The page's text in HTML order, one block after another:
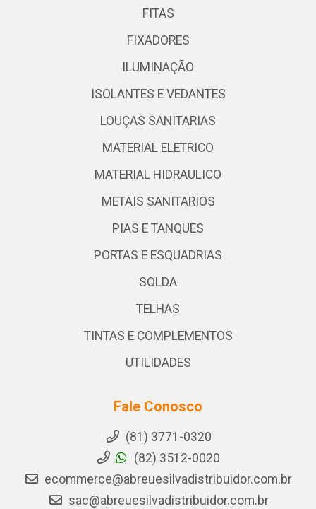
FITAS
FIXADORES
ILUMINAÇÃO
ISOLANTES E VEDANTES
LOUÇAS SANITARIAS
MATERIAL ELETRICO
MATERIAL HIDRAULICO
METAIS SANITARIOS
PIAS E TANQUES
PORTAS E ESQUADRIAS
SOLDA
TELHAS
TINTAS E COMPLEMENTOS
UTILIDADES
Fale Conosco
(81) 3771-0320
(82) 3512-0020
ecommerce@abreuesilvadistribuidor.com.br
sac@abreuesilvadistribuidor.com.br